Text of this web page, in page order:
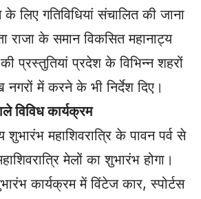
लिए गतिविधियां संचालित की जाना
राजा के समान विकसित महानाट्य
प्रस्तुतियां प्रदेश के विभिन्न शहरों
में करने के भी निर्देश दिए।
विविध कार्यक्रम
शुभारंभ महाशिवरात्रि के पावन पर्व से
मेलों का शुभारंभ होगा।
कार्यक्रम में विंटेज कार, स्पोर्टस